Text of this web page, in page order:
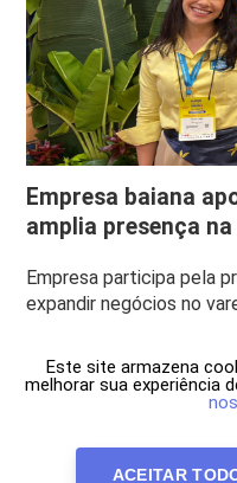
Empresa baiana
amplia presença
Empresa participa pela
expandir negócios no
Este site armazena
melhorar sua experiência
ACEITAR